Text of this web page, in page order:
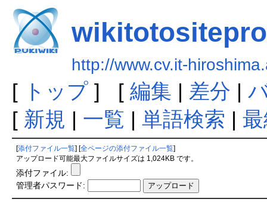
http://www.cv.it-
[ トップ] [ 編集 | 差分 |
[ 新規 | 一覧 | 単語検索 |
添付ファイル一覧 全ページの添付ファイル一覧
アップロード可能最大ファイルサイズは 1,024KB です。
添付ファイル:
管理者パスワード: